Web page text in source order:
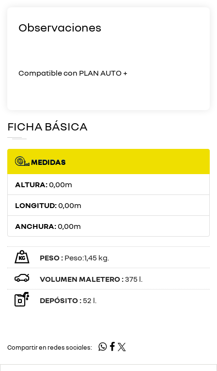
Observaciones
Compatible con PLAN AUTO +
FICHA BÁSICA
MEDIDAS
ALTURA: 0,00m
LONGITUD: 0,00m
ANCHURA: 0,00m
PESO : Peso:1,45 kg.
VOLUMEN MALETERO :375 l.
DEPÓSITO : 52 l.
Compartir en redes sociales: